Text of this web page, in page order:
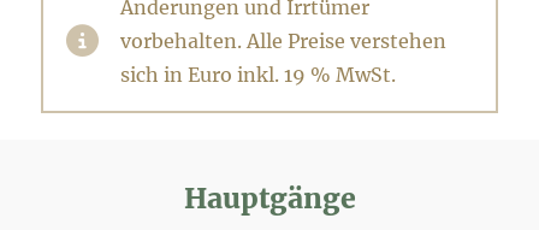
Änderungen und Irrtümer
vorbehalten. Alle Preise verstehen
sich in Euro inkl. 19 % MwSt.
Hauptgänge